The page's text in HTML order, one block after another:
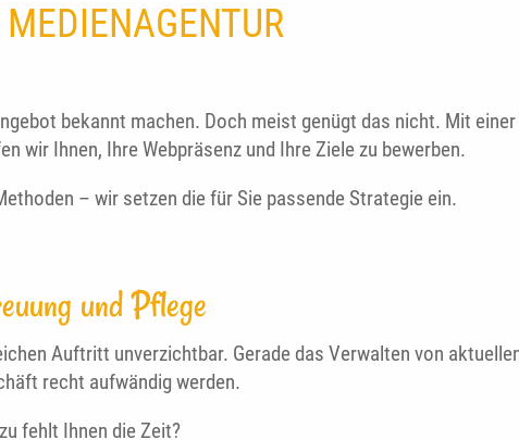
MEDIENAGENTUR
bekannt machen. Doch meist genügt das nicht. Mit
wir Ihnen, Ihre Webpräsenz und Ihre Ziele zu bewerben.
– wir setzen die für Sie passende Strategie ein.
und Pflege
Auftritt unverzichtbar. Gerade das Verwalten von
recht aufwändig werden.
fehlt Ihnen die Zeit?